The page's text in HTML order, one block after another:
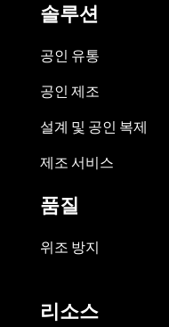
솔루션
공인 유통
공인 제조
설계 및 공인 복제
제조 서비스
품질
위조 방지
리소스